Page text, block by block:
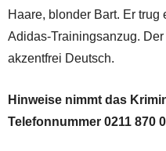
Haare, blonder Bart. Er
Adidas-Trainingsanzug.
akzentfrei Deutsch.
Hinweise nimmt das
Telefonnummer 0211 870